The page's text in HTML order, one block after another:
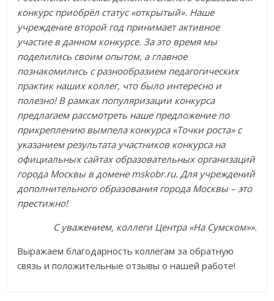
конкурс приобрёл статус «открытый». Наше
учреждение второй год принимает активное
участие в данном конкурсе. За это время мы
поделились своим опытом, а главное
познакомились с разнообразием педагогических
практик наших коллег, что было интересно и
полезно! В рамках популяризации конкурса
предлагаем рассмотреть наше предложение по
прикреплению вымпела конкурса «Точки роста» с
указанием результата участников конкурса на
официальных сайтах образовательных организаций
города Москвы в домене mskobr.ru. Для учреждений
дополнительного образования города Москвы – это
престижно!
С уважением, коллеги Центра «На Сумском»».
Выражаем благодарность коллегам за обратную
связь и положительные отзывы о нашей работе!